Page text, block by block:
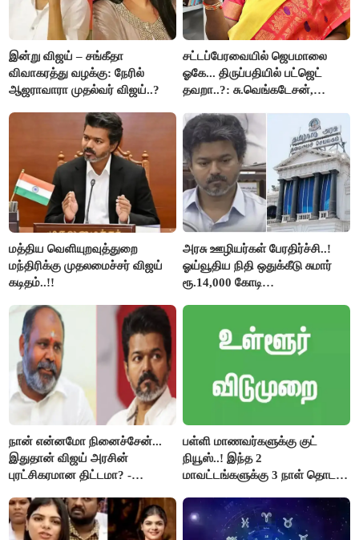
இன்று விஜய் – சங்கீதா
விவாகரத்து வழக்கு: நேரில்
ஆஜராவாரா முதல்வர் விஜய்..?
சட்டப்பேரவையில் ஜெபமாலை
ஓகே... திருப்பதியில் பட்ஜெட்
தவறா..?: சு.வெங்கடேசன்,
கேள்வி..!
மத்திய வெளியுறவுத்துறை
மந்திரிக்கு முதலமைச்சர் விஜய்
கடிதம்..!!
அரசு ஊழியர்கள் பேரதிர்ச்சி..!
ஓய்வூதிய நிதி ஒதுக்கீடு சுமார்
ரூ.14,000 கோடி
நான் என்னமோ நினைச்சேன்...
இதுதான் விஜய் அரசின்
புரட்சிகரமான திட்டமா? -
பள்ளி மாணவர்களுக்கு குட்
நியூஸ்..! இந்த 2
மாவட்டங்களுக்கு 3 நாள் தொடர்